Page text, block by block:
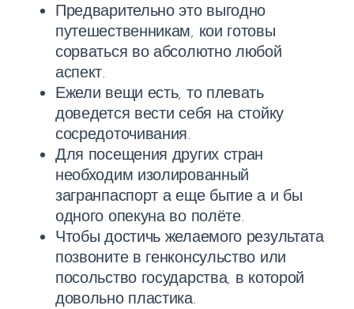
Предварительно это выгодно
путешественникам, кои готовы
сорваться во абсолютно любой
аспект.
Ежели вещи есть, то плевать
доведется вести себя на стойку
сосредоточивания.
Для посещения других стран
необходим изолированный
загранпаспорт а еще бытие а и бы
одного опекуна во полёте.
Чтобы достичь желаемого результата
позвоните в генконсульство или
посольство государства, в которой
довольно пластика.